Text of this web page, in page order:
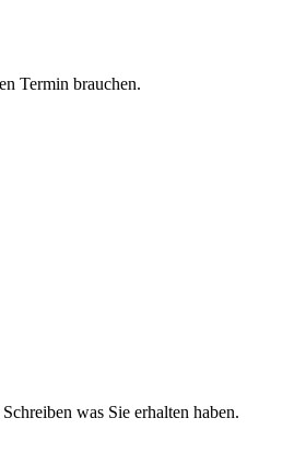
Termin brauchen.
was Sie erhalten haben.